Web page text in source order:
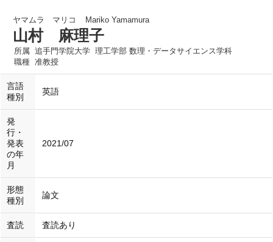
ヤマムラ マリコ Mariko Yamamura
山村 麻理子
所属 追手門学院大学 理工学部 数理・データサイエンス学科
職種 准教授
言語
種別
英語
発
行・
発表
の年
月
2021/07
形態
種別
論文
査読 査読あり